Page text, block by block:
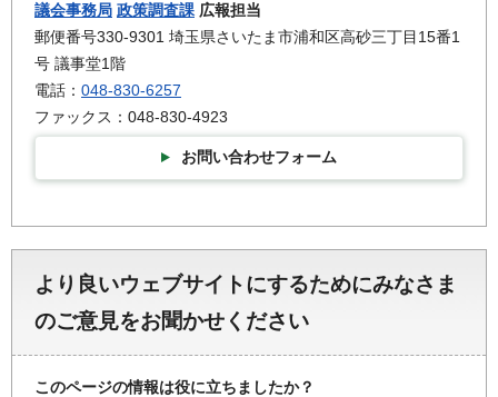
議会事務局 政策調査課 広報担当
郵便番号330-9301 埼玉県さいたま市浦和区高砂三丁目15番1
号 議事堂1階
電話： 048-830-6257
ファックス：048-830-4923
お問い合わせフォーム
より良いウェブサイトにするためにみなさま
のご意見をお聞かせください
このページの情報は役に立ちましたか？